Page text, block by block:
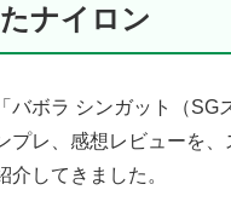
ナイロン
バボラ シンガット（SG
プレ、感想レビューを
介してきました。